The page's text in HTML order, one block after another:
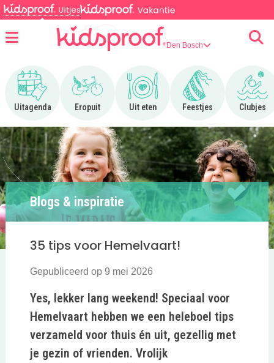
Den Bosch
Uitagenda
Ga naar Uitagenda
Eropuit
Ga naar Eropuit
Uit eten
Ga naar Uit eten
Feestjes
Ga naar Feestjes
Clubjes
Ga
Blogs & inspiratie
35 tips voor Hemelvaart!
Gepubliceerd op 9 mei 2026
Yes, lekker lang weekend! Speciaal voor
Hemelvaart hebben we een heleboel tips
verzameld voor thuis én uit, gezellig met
je gezin of vrienden. Vrolijk